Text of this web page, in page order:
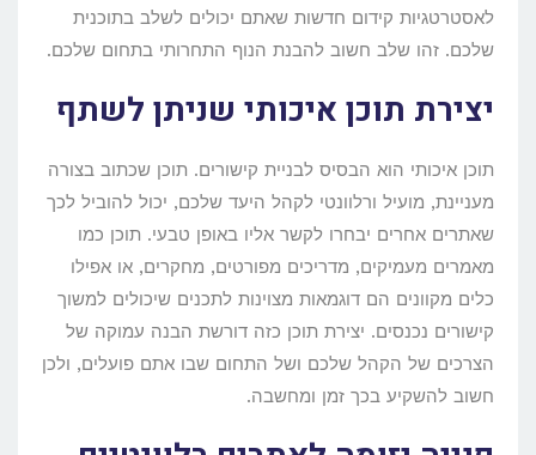
לאסטרטגיות קידום חדשות שאתם יכולים לשלב בתוכנית
שלכם. זהו שלב חשוב להבנת הנוף התחרותי בתחום שלכם.
יצירת תוכן איכותי שניתן לשתף
תוכן איכותי הוא הבסיס לבניית קישורים. תוכן שכתוב בצורה
מעניינת, מועיל ורלוונטי לקהל היעד שלכם, יכול להוביל לכך
שאתרים אחרים יבחרו לקשר אליו באופן טבעי. תוכן כמו
מאמרים מעמיקים, מדריכים מפורטים, מחקרים, או אפילו
כלים מקוונים הם דוגמאות מצוינות לתכנים שיכולים למשוך
קישורים נכנסים. יצירת תוכן כזה דורשת הבנה עמוקה של
הצרכים של הקהל שלכם ושל התחום שבו אתם פועלים, ולכן
חשוב להשקיע בכך זמן ומחשבה.